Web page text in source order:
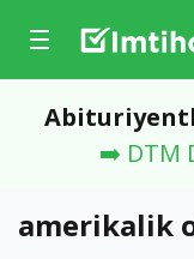
➡️ DTM
amerikalik